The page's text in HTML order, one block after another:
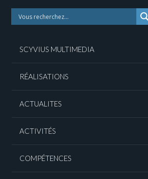
SCYVIUS MULTIMEDIA
RÉALISATIONS
ACTUALITES
ACTIVITÉS
COMPÉTENCES